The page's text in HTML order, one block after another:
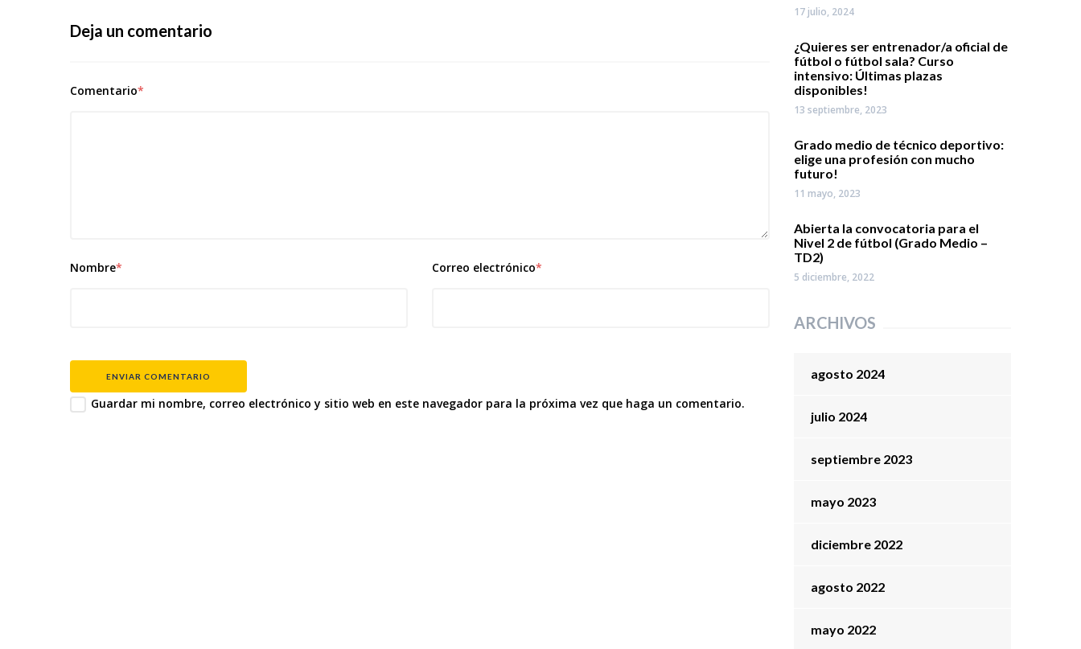
Deja un comentario
Comentario*
Nombre* Correo electrónico*
ENVIAR COMENTARIO
Guardar mi nombre, correo electrónico y sitio web en este navegador para la próxima vez que haga un comentario.
17 julio, 2024
¿Quieres ser entrenador/a oficial de
fútbol o fútbol sala? Curso
intensivo: Últimas plazas
disponibles!
13 septiembre, 2023
Grado medio de técnico deportivo:
elige una profesión con mucho
futuro!
11 mayo, 2023
Abierta la convocatoria para el
Nivel 2 de fútbol (Grado Medio –
TD2)
5 diciembre, 2022
ARCHIVOS
agosto 2024
julio 2024
septiembre 2023
mayo 2023
diciembre 2022
agosto 2022
mayo 2022